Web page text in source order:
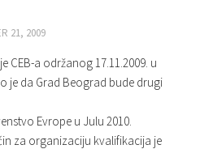
21, 2009
CEB-a održanog 17.11.2009. u
je da Grad Beograd bude drugi
Evrope u Julu 2010.
za organizaciju kvalifikacija je